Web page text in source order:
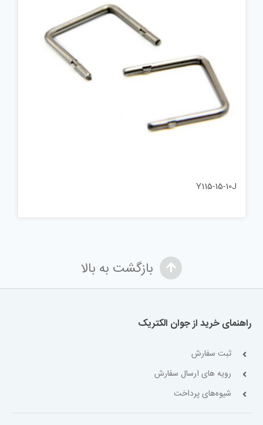
Y115-15-10J
بازگشت به بالا
راهنمای خرید از جوان الکتریک
ثبت سفارش
رویه های ارسال سفارش
شیوه‌های پرداخت